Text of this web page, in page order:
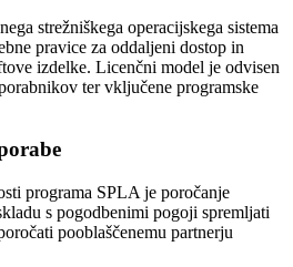
strežniškega operacijskega sistema
pravice za oddaljeni dostop in
izdelke. Licenčni model je odvisen
ter vključene programske
programa SPLA je poročanje
s pogodbenimi pogoji spremljati
pooblaščenemu partnerju